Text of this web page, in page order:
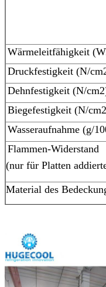
Wärmeleitfähigkeit
Druckfestigkeit (N/
Dehnfestigkeit (N/
Biegefestigkeit (N/
Wasseraufnahme (g/
Flammen-Widerstand
(nur für Platten
Material des